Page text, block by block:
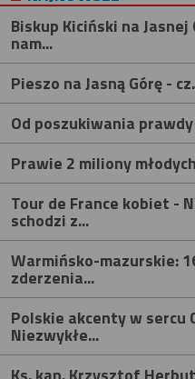
Biskup Kiciński na
nam...
Pieszo na Jasną Górę -
Od poszukiwania
Prawie 2 miliony
Tour de France kobiet -
schodzi z...
Warmińsko-mazurskie:
zderzenia...
Polskie akcenty w sercu
Niezwykłe...